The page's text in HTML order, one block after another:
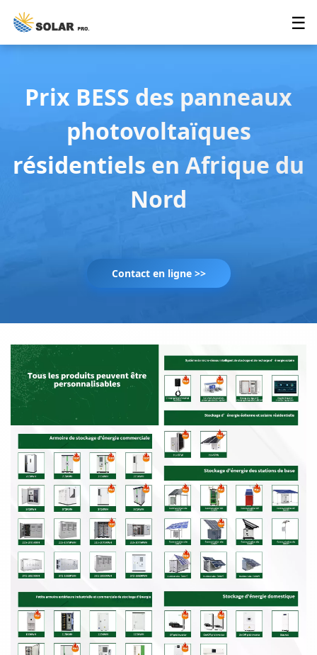
☰
Prix BESS des panneaux
photovoltaïques
résidentiels en Afrique du
Nord
Contact en ligne >>